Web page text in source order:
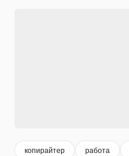
копирайтер работа